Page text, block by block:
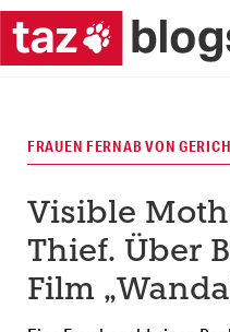
FRAUEN FERNAB VON
Visible
Thief. Über
Film